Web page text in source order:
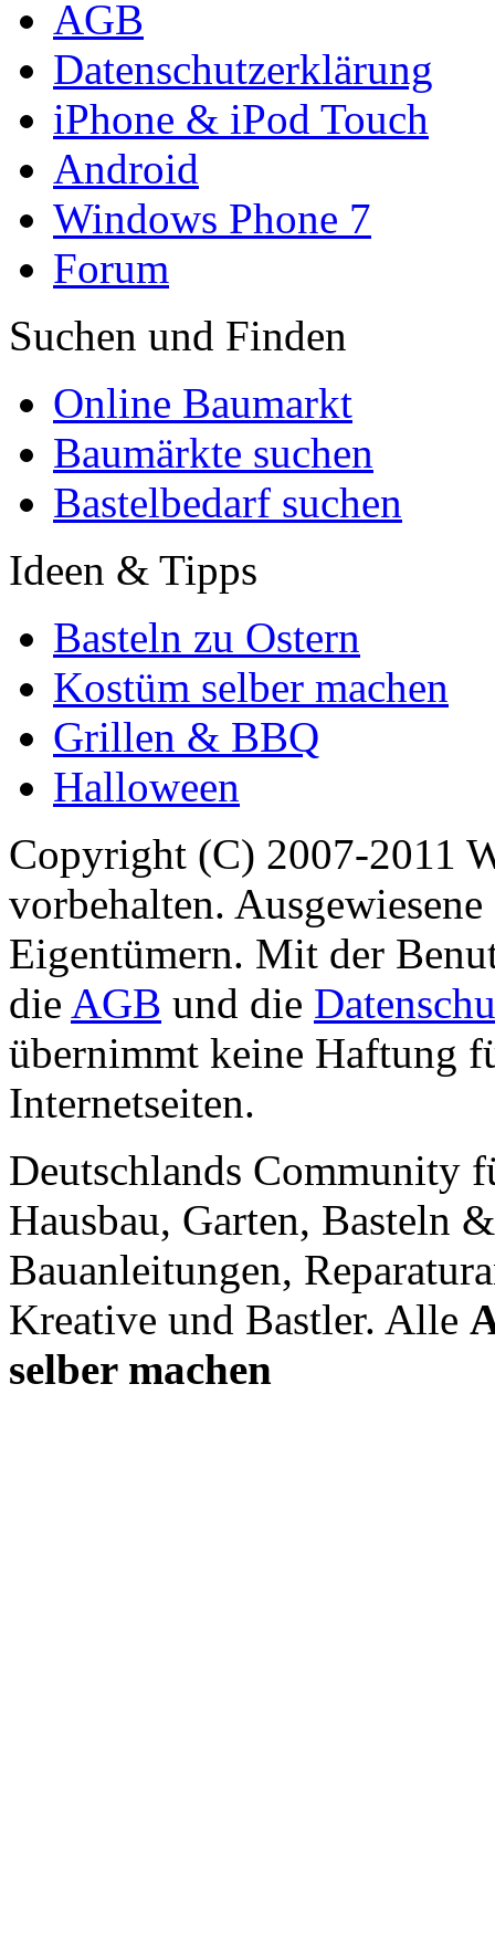
AGB
Datenschutzerklärung
iPhone & iPod Touch
Android
Windows Phone 7
Forum
Suchen und Finden
Online Baumarkt
Baumärkte suchen
Bastelbedarf suchen
Ideen & Tipps
Basteln zu Ostern
Kostüm selber machen
Grillen & BBQ
Halloween
Copyright (C) 2007-2011
vorbehalten.
Eigentümern. Mit der
die AGB und die
übernimmt keine Haftung
Internetseiten.
Deutschlands Community
Hausbau, Garten, Basteln
Bauanleitungen,
Kreative und Bastler. Alle
selber machen